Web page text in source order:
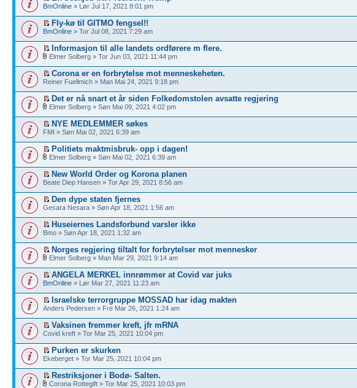
BmOnline » Lør Jul 17, 2021 8:01 pm
Fly-kø til GITMO fengsel!!
BmOnline » Tor Jul 08, 2021 7:29 am
Informasjon til alle landets ordførere m flere.
Elmer Solberg » Tor Jun 03, 2021 11:44 pm
Corona er en forbrytelse mot menneskeheten.
Reiner Fuellmich » Man Mai 24, 2021 9:18 pm
Det er nå snart et år siden Folkedomstolen avsatte regjering
Elmer Solberg » Søn Mai 09, 2021 4:02 pm
NYE MEDLEMMER søkes
FMI » Søn Mai 02, 2021 6:39 am
Politiets maktmisbruk- opp i dagen!
Elmer Solberg » Søn Mai 02, 2021 6:39 am
New World Order og Korona planen
Beate Diep Hansen » Tor Apr 29, 2021 8:56 am
Den dype staten fjernes
Gesara Nesara » Søn Apr 18, 2021 1:56 am
Huseiernes Landsforbund varsler ikke
Bmo » Søn Apr 18, 2021 1:32 am
Norges regjering tiltalt for forbrytelser mot mennesker
Elmer Solberg » Man Mar 29, 2021 9:14 am
ANGELA MERKEL innrømmer at Covid var juks
BmOnline » Lør Mar 27, 2021 11:23 am
Israelske terrorgruppe MOSSAD har idag makten
Anders Pedersen » Fre Mar 26, 2021 1:24 am
Vaksinen fremmer kreft, jfr mRNA
Covid kreft » Tor Mar 25, 2021 10:04 pm
Purken er skurken
Ekeberget » Tor Mar 25, 2021 10:04 pm
Restriksjoner i Bodø- Salten.
Corona Rottegift » Tor Mar 25, 2021 10:03 pm